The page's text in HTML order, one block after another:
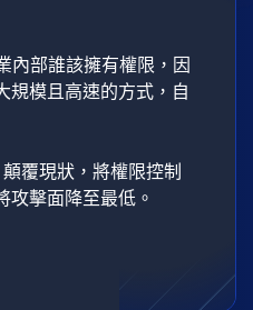
內部誰該擁有權限，因
規模且高速的方式，自
覆現狀，將權限控制
攻擊面降至最低。